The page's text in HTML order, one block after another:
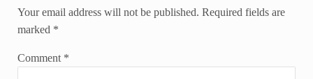
Your email address will not be published. Required fields are
marked *
Comment *